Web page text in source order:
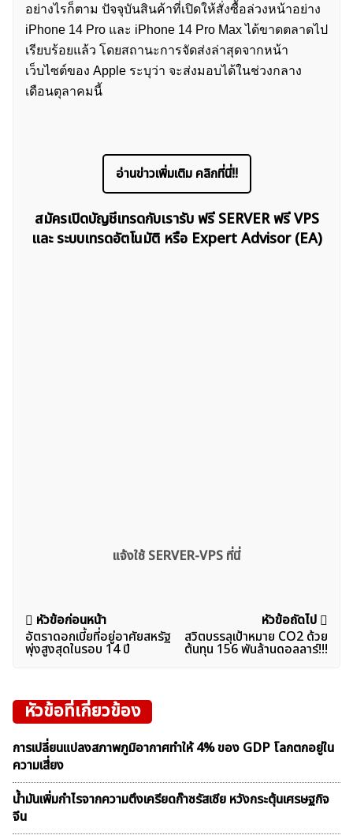
อย่างไรก็ตาม ปัจจุบันสินค้าที่เปิดให้สั่งซื้อล่วงหน้าอย่าง
iPhone 14 Pro และ iPhone 14 Pro Max ได้ขาดตลาดไป
เรียบร้อยแล้ว โดยสถานะการจัดส่งล่าสุดจากหน้า
เว็บไซต์ของ Apple ระบุว่า จะส่งมอบได้ในช่วงกลาง
เดือนตุลาคมนี้
อ่านข่าวเพิ่มเติม คลิกที่นี่!!
สมัครเปิดบัญชีเทรดกับเรารับ ฟรี SERVER ฟรี VPS
และ ระบบเทรดอัตโนมัติ หรือ Expert Advisor (EA)
แจ้งใช้ SERVER-VPS ที่นี่
แนะแนว
เรื่อง
หัวข้อก่อนหน้า
อัตราดอกเบี้ยที่อยู่อาศัยสหรัฐ
พุ่งสูงสุดในรอบ 14 ปี
หัวข้อถัดไป
สวิตบรรลุเป้าหมาย CO2 ด้วย
ต้นทุน 156 พันล้านดอลลาร์!!!
หัวข้อที่เกี่ยวข้อง
การเปลี่ยนแปลงสภาพภูมิอากาศทำให้ 4% ของ GDP โลกตกอยู่ใน
ความเสี่ยง
น้ำมันเพิ่มกำไรจากความตึงเครียดก๊าซรัสเซีย หวังกระตุ้นเศรษฐกิจ
จีน